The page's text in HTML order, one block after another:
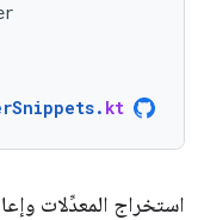
. kt
استخراج المعدِّلات